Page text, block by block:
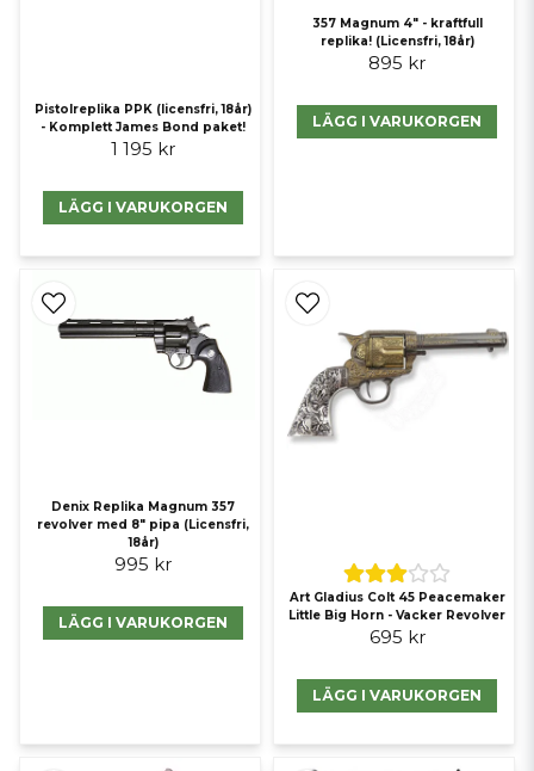
Pistolreplika PPK (licensfri, 18år)
- Komplett James Bond paket!
1 195 kr
LÄGG I VARUKORGEN
357 Magnum 4" - kraftfull
replika! (Licensfri, 18år)
895 kr
LÄGG I VARUKORGEN
Denix Replika Magnum 357
revolver med 8" pipa (Licensfri,
18år)
995 kr
LÄGG I VARUKORGEN
Art Gladius Colt 45 Peacemaker
Little Big Horn - Vacker Revolver
695 kr
LÄGG I VARUKORGEN